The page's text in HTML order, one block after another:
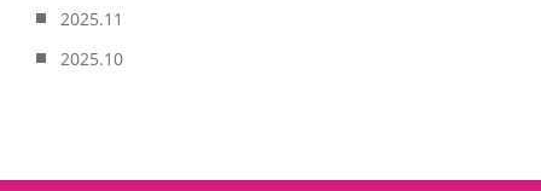
2025.11
2025.10